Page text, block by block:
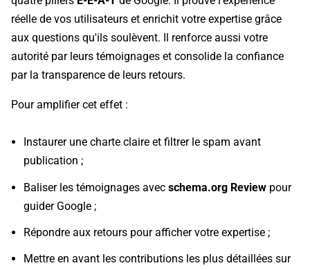
réelle de vos utilisateurs et enrichit votre expertise grâce
aux questions qu'ils soulèvent. Il renforce aussi votre
autorité par leurs témoignages et consolide la confiance
par la transparence de leurs retours.
Pour amplifier cet effet :
Instaurer une charte claire et filtrer le spam avant
publication ;
Baliser les témoignages avec schema.org Review pour
guider Google ;
Répondre aux retours pour afficher votre expertise ;
Mettre en avant les contributions les plus détaillées sur